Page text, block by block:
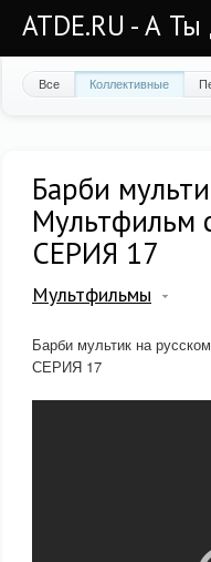
ATDE.RU - А
Все Коллективные
Барби
Мультфильм
СЕРИЯ 17
Мультфильмы
Барби мультик на
СЕРИЯ 17